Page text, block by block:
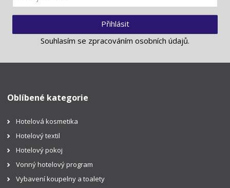
Přihlásit
Souhlasím se zpracováním osobních údajů.
Oblíbené kategorie
Hotelová kosmetika
Hotelový textil
Hotelový pokoj
Vonný hotelový program
Vybavení koupelny a toalety